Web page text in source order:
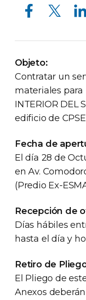
Compartir en Facebook Compartir en Twitter Compartir en Linkedin
Objeto:
Contratar un
materiales para
INTERIOR DEL
edificio de
Fecha de
El día 28 de
en Av.
(Predio Ex-
Recepción de
Días hábiles
hasta el día y
Retiro de
El Pliego de
Anexos